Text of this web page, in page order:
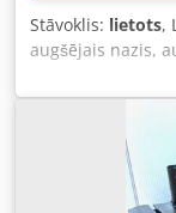
Stāvoklis: lietots,
augšējais nazis,
instruments -
-Instrumenta
fotogrāfijās -
mm / katrs pa 1
Svars: 112 kg